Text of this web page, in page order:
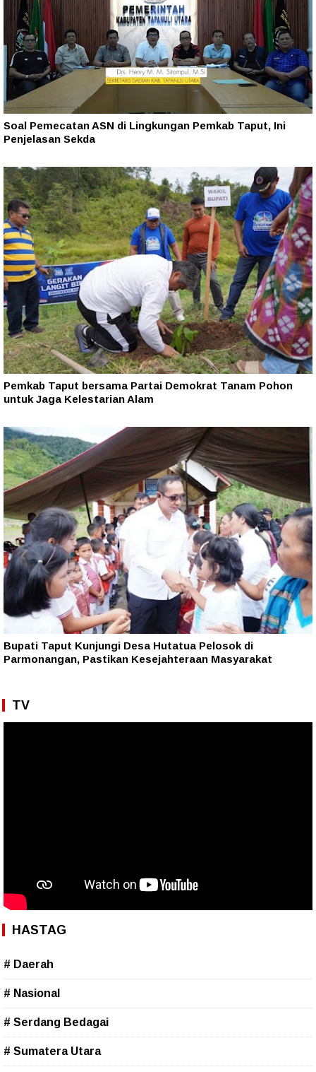
Soal Pemecatan ASN di Lingkungan Pemkab Taput, Ini
Penjelasan Sekda
Pemkab Taput bersama Partai Demokrat Tanam Pohon
untuk Jaga Kelestarian Alam
Bupati Taput Kunjungi Desa Hutatua Pelosok di
Parmonangan, Pastikan Kesejahteraan Masyarakat
TV
HASTAG
# Daerah
# Nasional
# Serdang Bedagai
# Sumatera Utara